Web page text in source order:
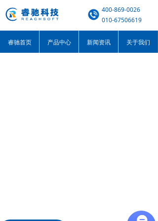
400-869-0026
010-67506619
睿驰首页 产品中心 新闻资讯 关于我们